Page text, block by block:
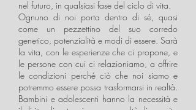
nel futuro, in qualsiasi fase del ciclo di vita.
Ognuno di noi porta dentro di sé, quasi
come un pezzettino del suo corredo
genetico, potenzialità e modi di essere. Sarà
la vita, con le esperienze che ci propone, e
le persone con cui ci relazioniamo, a offrire
le condizioni perché ciò che noi siamo e
potremmo essere possa trasformarsi in realtà.
Bambini e adolescenti hanno la necessità e